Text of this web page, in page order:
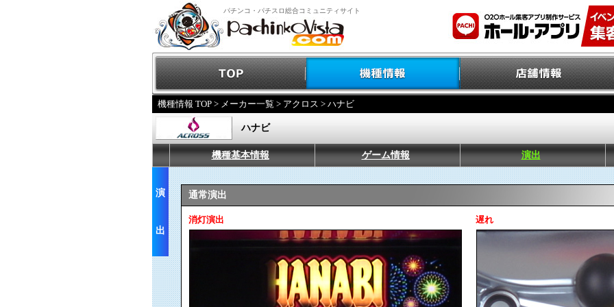
パチンコ・パチスロ総合コミュニティサイト
機種情報 TOP > メーカー一覧 > アクロス > ハナビ
ハナビ
機種基本情報 ゲーム情報 演出
演
出
通常演出
消灯演出 遅れ